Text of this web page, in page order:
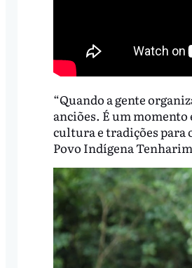
“Quando a gente
anciões. É um
cultura e tradições para
Povo Indígena